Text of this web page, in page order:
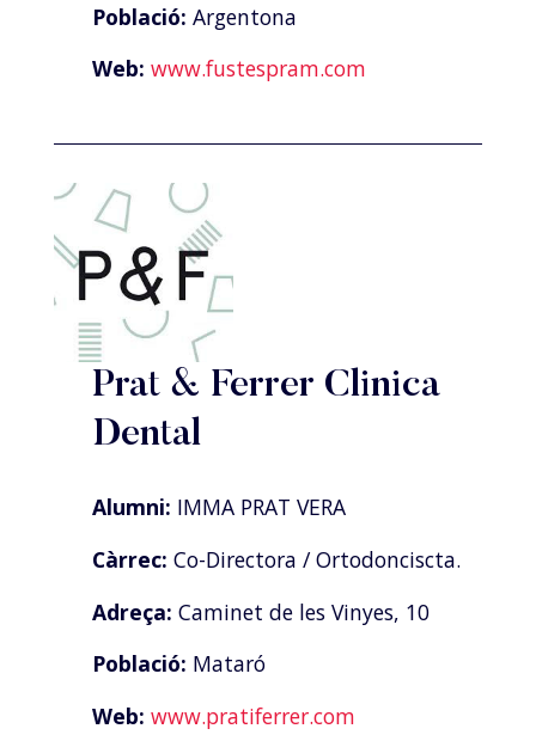
Població: Argentona
Web: www.fustespram.com
Prat & Ferrer Clinica
Dental
Alumni: IMMA PRAT VERA
Càrrec: Co-Directora / Ortodonciscta.
Adreça: Caminet de les Vinyes, 10
Població: Mataró
Web: www.pratiferrer.com